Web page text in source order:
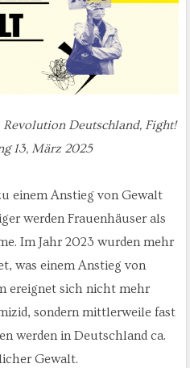
Deutschland, Fight!
13, März 2025
einem Anstieg von Gewalt
werden Frauenhäuser als
Im Jahr 2023 wurden mehr
was einem Anstieg von
ereignet sich nicht mehr
sondern mittlerweile fast
werden in Deutschland ca.
Gewalt.